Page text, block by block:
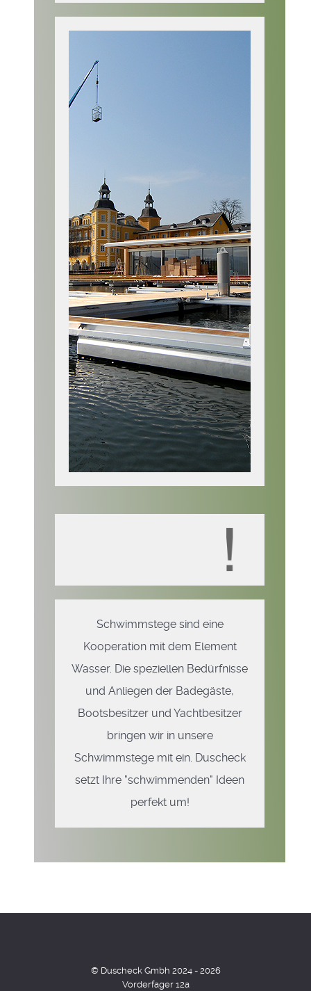
Schwimmstege sind eine
Kooperation mit dem Element
Wasser. Die speziellen Bedürfnisse
und Anliegen der Badegäste,
Bootsbesitzer und Yachtbesitzer
bringen wir in unsere
Schwimmstege mit ein. Duscheck
setzt Ihre "schwimmenden" Ideen
perfekt um!
© Duscheck Gmbh 2024 - 2026
Vorderfager 12a